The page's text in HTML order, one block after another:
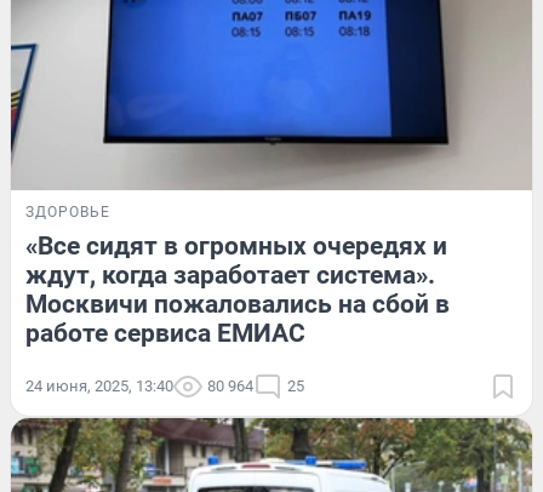
ЗДОРОВЬЕ
«Все сидят в огромных очередях и
ждут, когда заработает система».
Москвичи пожаловались на сбой в
работе сервиса ЕМИАС
24 июня, 2025, 13:40 80 964 25